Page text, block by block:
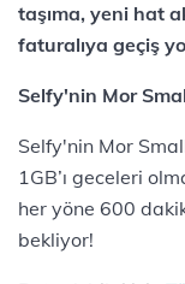
taşıma, yeni hat
faturalıya geçiş
​Selfy'nin Mor
Selfy'nin Mor
1GB’ı geceleri
her yöne 600
bekliyor!